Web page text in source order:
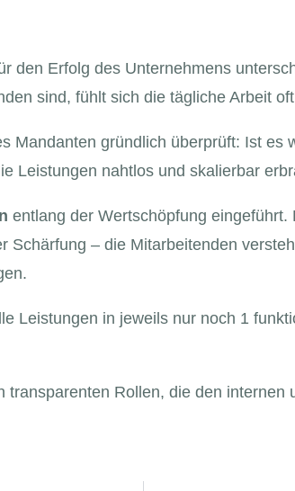
den Erfolg des Unternehmens
sind, fühlt sich die tägliche Arbeit
Mandanten gründlich überprüft: Ist es
Leistungen nahtlos und skalierbar
entlang der Wertschöpfung eingeführt.
– die Mitarbeitenden
Leistungen in jeweils nur noch 1
Rollen, die den internen